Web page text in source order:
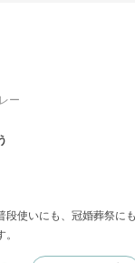
ー
段使いにも、冠婚葬祭に